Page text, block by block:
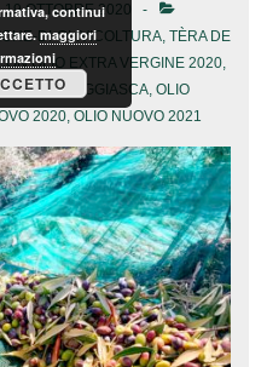
19 OTTOBRE 2020
DI-OLIVICOLTURA, TÈRA DE
OLIO EXTRA VERGINE 2020,
TAGGIASCA, OLIO
2020, OLIO NUOVO 2021
continui
maggiori